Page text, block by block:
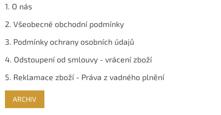
1. O nás
2. Všeobecné obchodní podmínky
3. Podmínky ochrany osobních údajů
4. Odstoupení od smlouvy - vrácení zboží
5. Reklamace zboží - Práva z vadného plnění
ARCHIV